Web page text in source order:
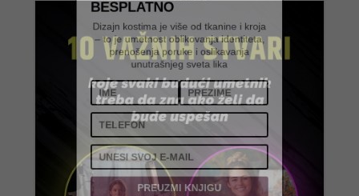
BESPLATNO
Dizajn kostima je više od tkanine i kroja
– to je umetnost oblikovanja identiteta,
prenošenja poruke i oslikavanja
unutrašnjeg sveta lika